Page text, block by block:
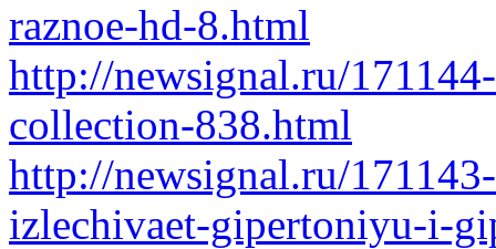
raznoe-hd-8.html
http://newsignal.ru/
collection-838.html
http://newsignal.ru/
izlechivaet-gipertoniyu-i-